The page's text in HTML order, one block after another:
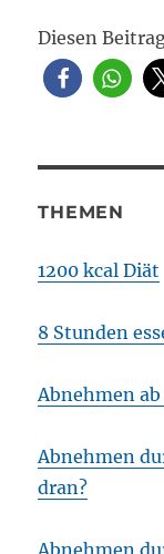
Diesen
THEMEN
1200 kcal Diät
8 Stunden
Abnehmen
Abnehmen
dran?